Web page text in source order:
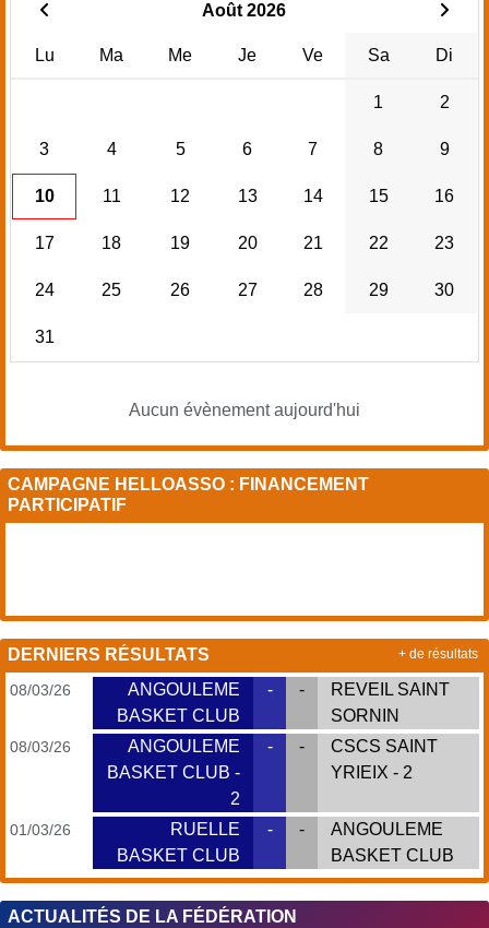
Août 2026
Lu Ma Me Je Ve Sa Di
1 2
3 4 5 6 7 8 9
10 11 12 13 14 15 16
17 18 19 20 21 22 23
24 25 26 27 28 29 30
31
Aucun évènement aujourd'hui
CAMPAGNE HELLOASSO : FINANCEMENT
PARTICIPATIF
DERNIERS RÉSULTATS
08/03/26
ANGOULEME
BASKET CLUB
- -
REVEIL SAINT
SORNIN
08/03/26
ANGOULEME
BASKET CLUB -
2
- -
CSCS SAINT
YRIEIX - 2
01/03/26
RUELLE
BASKET CLUB
- -
ANGOULEME
BASKET CLUB
+ de résultats
ACTUALITÉS DE LA FÉDÉRATION